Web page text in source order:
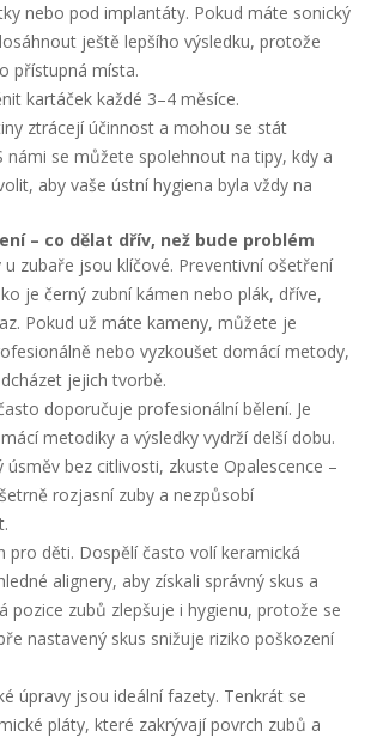
nebo pod implantáty. Pokud máte sonický
ještě lepšího výsledku, protože
přístupná místa.
kartáček každé 3–4 měsíce.
ztrácejí účinnost a mohou se stát
námi se můžete spolehnout na tipy, kdy a
aby vaše ústní hygiena byla vždy na
– co dělat dřív, než bude problém
zubaře jsou klíčové. Preventivní ošetření
je černý zubní kámen nebo plák, dříve,
Pokud už máte kameny, můžete je
nebo vyzkoušet domácí metody,
jejich tvorbě.
doporučuje profesionální bělení. Je
metodiky a výsledky vydrží delší dobu.
úsměv bez citlivosti, zkuste Opalescence –
rozjasní zuby a nezpůsobí
pro děti. Dospělí často volí keramická
alignery, aby získali správný skus a
pozice zubů zlepšuje i hygienu, protože se
nastavený skus snižuje riziko poškození
úpravy jsou ideální fazety. Tenkrát se
pláty, které zakrývají povrch zubů a